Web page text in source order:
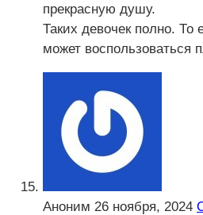
прекрасную душу.
Таких девочек полно.
может воспользоваться
Аноним 26 ноября, 2024